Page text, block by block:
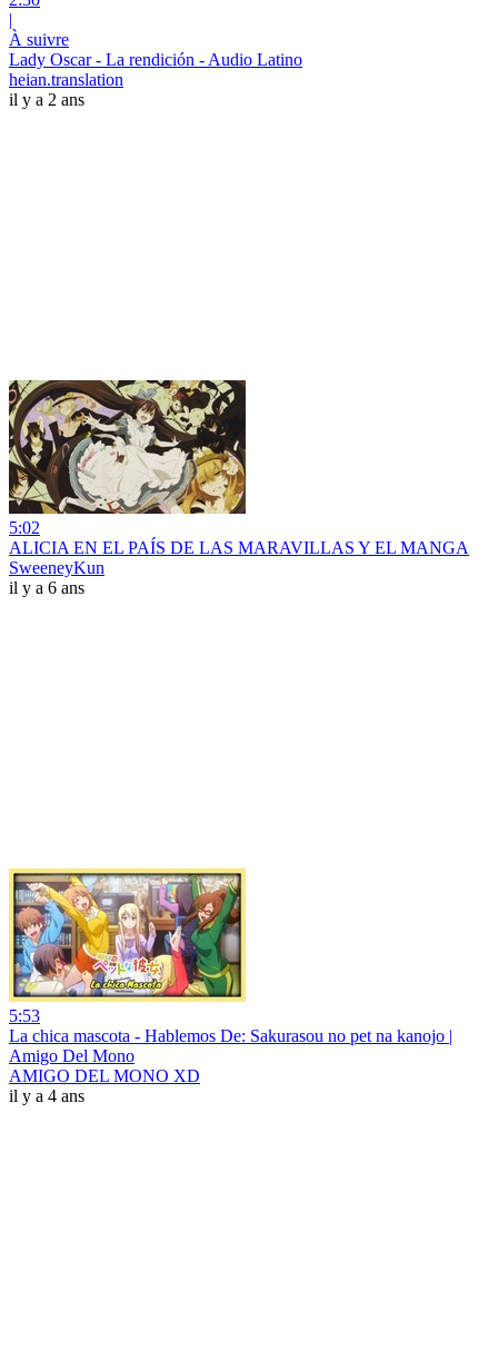
|
À suivre
Lady Oscar - La rendición - Audio Latino
heian.translation
il y a 2 ans
5:02
ALICIA EN EL PAÍS DE LAS MARAVILLAS Y EL MANGA
SweeneyKun
il y a 6 ans
5:53
La chica mascota - Hablemos De: Sakurasou no pet na kanojo |
Amigo Del Mono
AMIGO DEL MONO XD
il y a 4 ans